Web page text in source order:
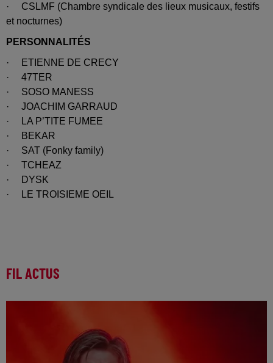
· CSLMF (Chambre syndicale des lieux musicaux, festifs
et nocturnes)
PERSONNALITÉS
· ETIENNE DE CRECY
· 47TER
· SOSO MANESS
· JOACHIM GARRAUD
· LA P’TITE FUMEE
· BEKAR
· SAT (Fonky family)
· TCHEAZ
· DYSK
· LE TROISIEME OEIL
FIL ACTUS